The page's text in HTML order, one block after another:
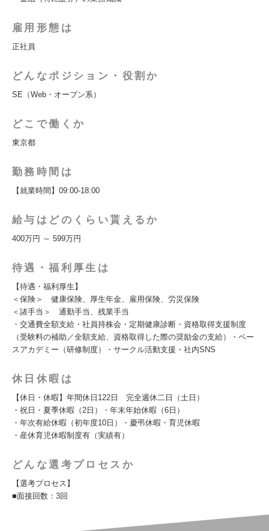
雇用形態は
正社員
どんなポジション・役割か
SE（Web・オープン系）
どこで働くか
東京都
勤務時間は
【就業時間】09:00-18:00
給与はどのくらい貰えるか
400万円 ～ 599万円
待遇・福利厚生は
【待遇・福利厚生】
＜保険＞ 健康保険、厚生年金、雇用保険、労災保険
＜諸手当＞ 通勤手当、残業手当
・交通費全額支給・社員持株会・定期健康診断・資格取得支援制度
（受験料の補助／全額支給、資格取得した際の奨励金の支給）・ベー
スアカデミー（研修制度）・サークル活動支援・社内SNS
休日休暇は
【休日・休暇】年間休日122日 完全週休二日（土日）
・祝日・夏季休暇（2日）・年末年始休暇（6日）
・年次有給休暇（初年度10日）・慶弔休暇・育児休暇
・産休育児休暇制度有（実績有）
どんな選考プロセスか
【選考プロセス】
■面接回数：3回